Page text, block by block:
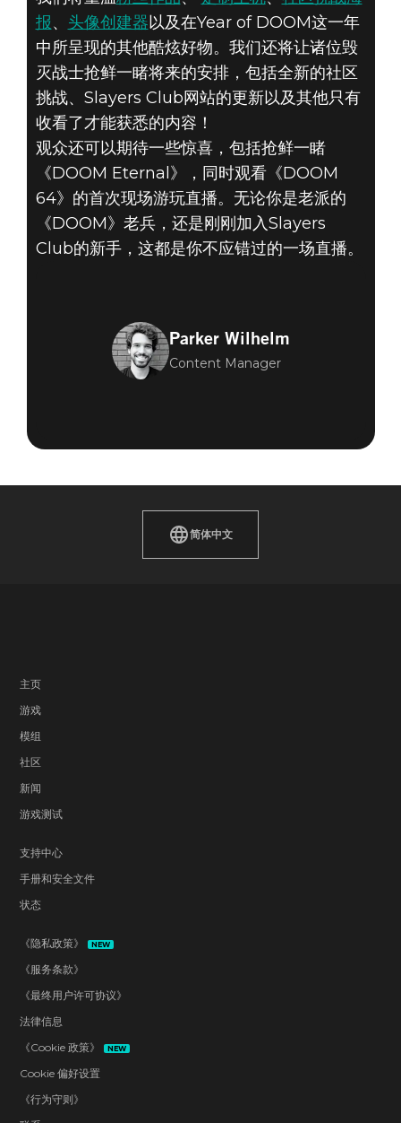
CLUB特别直
播，欢庆
《DOOM》26周
年！
报、 头像创建器以及在Year of DOOM这一年
中所呈现的其他酷炫好物。我们还将让诸位毁
灭战士抢鲜一睹将来的安排，包括全新的社区
挑战、Slayers Club网站的更新以及其他只有
收看了才能获悉的内容！
观众还可以期待一些惊喜，包括抢鲜一睹
《DOOM Eternal》，同时观看《DOOM
64》的首次现场游玩直播。无论你是老派的
《DOOM》老兵，还是刚刚加入Slayers
Club的新手，这都是你不应错过的一场直播。
Parker Wilhelm
Content Manager
简体中文
主页
游戏
模组
社区
新闻
游戏测试
支持中心
手册和安全文件
状态
《隐私政策》 NEW
《服务条款》
《最终用户许可协议》
法律信息
《Cookie 政策》
NEW
Cookie 偏好设置
《行为守则》